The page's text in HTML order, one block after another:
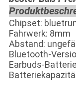
Chipset:
Fahrwerk: 8mm
Abstand:
Bluetooth-
Earbuds-